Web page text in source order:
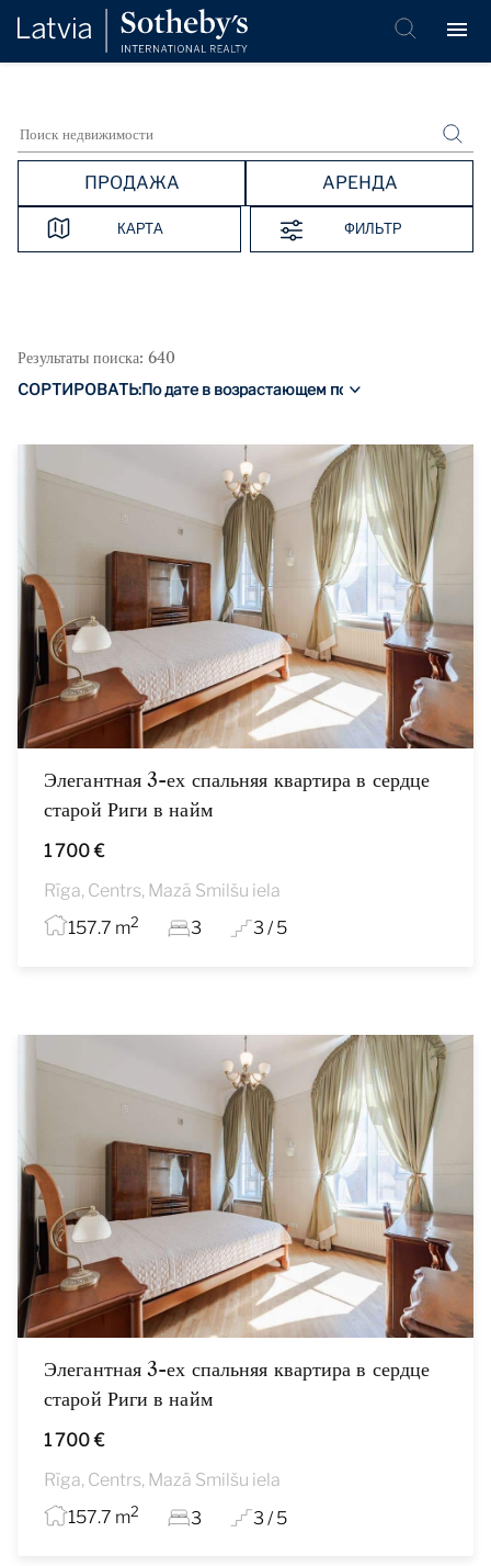
ПРОДАЖА АРЕНДА
КАРТА ФИЛЬТР
СОРТИРОВАТЬ:
Результаты поиска: 640
Элегантная 3-ех спальняя квартира в сердце
старой Риги в найм
1 700 €
Rīga, Centrs, Mazā Smilšu iela
157.7 m2 3 3 / 5
Элегантная 3-ех спальняя квартира в сердце
старой Риги в найм
1 700 €
Rīga, Centrs, Mazā Smilšu iela
157.7 m2 3 3 / 5